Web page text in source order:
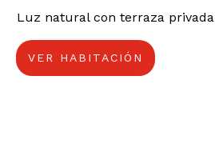
Luz natural con terraza
VER HABITACIÓN